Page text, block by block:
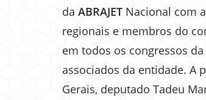
da ABRAJET Nacional com
regionais e membros do
em todos os congressos
associados da entidade. A
Gerais, deputado Tadeu